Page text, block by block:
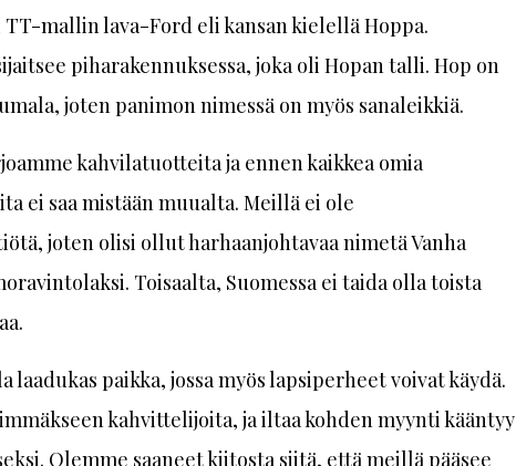
TT-mallin lava-Ford eli kansan kielellä Hoppa.
piharakennuksessa, joka oli Hopan talli. Hop on
joten panimon nimessä on myös sanaleikkiä.
kahvilatuotteita ja ennen kaikkea omia
ei saa mistään muualta. Meillä ei ole
joten olisi ollut harhaanjohtavaa nimetä Vanha
Toisaalta, Suomessa ei taida olla toista
laadukas paikka, jossa myös lapsiperheet voivat käydä.
kahvittelijoita, ja iltaa kohden myynti kääntyy
Olemme saaneet kiitosta siitä, että meillä pääsee